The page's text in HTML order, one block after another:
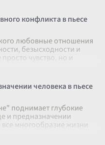
конфликта в пьесе
любовные отношения
безысходности и
чувство, но и
человека в пьесе
поднимает глубокие
и предназначении
многообразие жизни